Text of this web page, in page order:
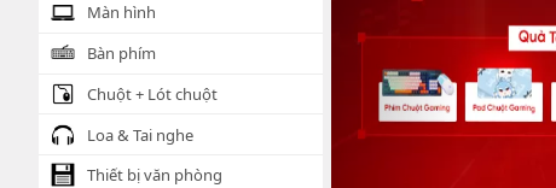
Màn hình
Bàn phím
Chuột + Lót chuột
Loa & Tai nghe
Thiết bị văn phòng